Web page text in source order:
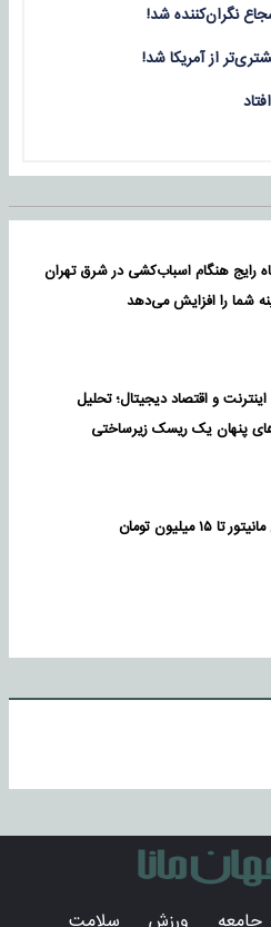
نگران‌کننده شد!
از آمریکا شد!
رایج هنگام اسباب‌کشی در شرق تهران
شما را افزایش می‌دهد
اینترنت و اقتصاد دیجیتال؛ تحلیل
پنهان یک ریسک زیرساختی
تا ۱۵ میلیون تومان